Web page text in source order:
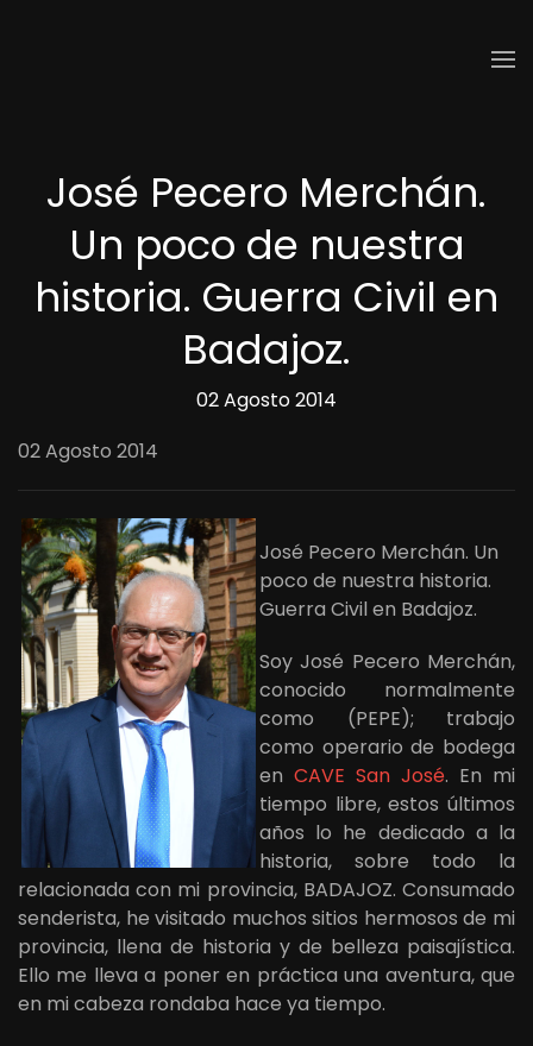
José Pecero Merchán.
Un poco de nuestra
historia. Guerra Civil en
Badajoz.
02 Agosto 2014
02 Agosto 2014
José Pecero Merchán. Un
poco de nuestra historia.
Guerra Civil en Badajoz.
Soy José Pecero Merchán,
conocido normalmente
como (PEPE); trabajo
como operario de bodega
en CAVE San José. En mi
tiempo libre, estos últimos
años lo he dedicado a la
historia, sobre todo la
relacionada con mi provincia, BADAJOZ. Consumado
senderista, he visitado muchos sitios hermosos de mi
provincia, llena de historia y de belleza paisajística.
Ello me lleva a poner en práctica una aventura, que
en mi cabeza rondaba hace ya tiempo.